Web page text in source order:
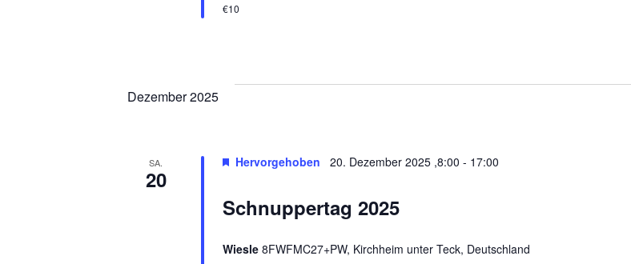
€10
Dezember 2025
SA.
20
Schnuppertag 2025
Hervorgehoben 20. Dezember 2025 ,8:00 - 17:00
Wiesle8FWFMC27+PW, Kirchheim unter Teck, Deutschland